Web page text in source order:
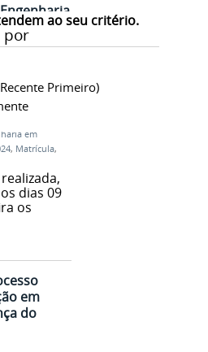
ao seu critério.
por
Primeiro)
Quinta
para a
modificação
em
, Matrícula,
dias 09
os
em
do